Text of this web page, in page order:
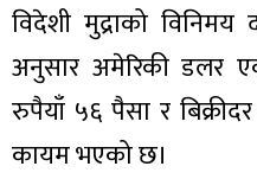
विदेशी मुद्राको
अनुसार अमेरिकी डलर
रुपैयाँ ५६ पैसा र
कायम भएको छ।